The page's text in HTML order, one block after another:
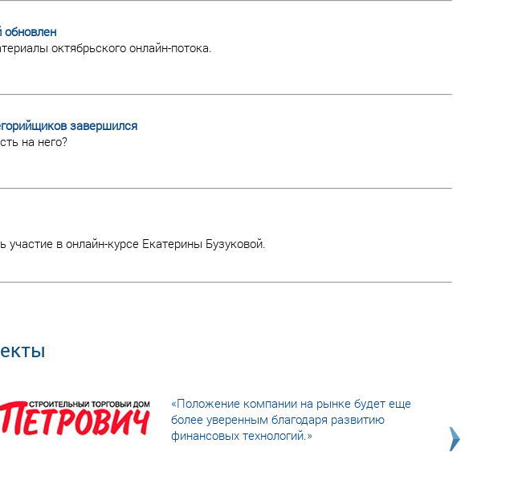
обновлен
октябрьского онлайн-потока.
завершился
на него?
в онлайн-курсе Екатерины Бузуковой.
«Положение компании на рынке будет еще
более уверенным благодаря развитию
финансовых технологий.»